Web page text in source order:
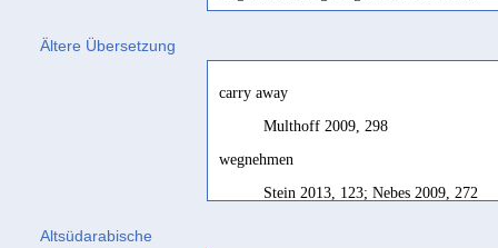
Ältere Übersetzung
carry away
Multhoff 2009, 298
wegnehmen
Stein 2013, 123; Nebes 2009, 272
Altsüdarabische